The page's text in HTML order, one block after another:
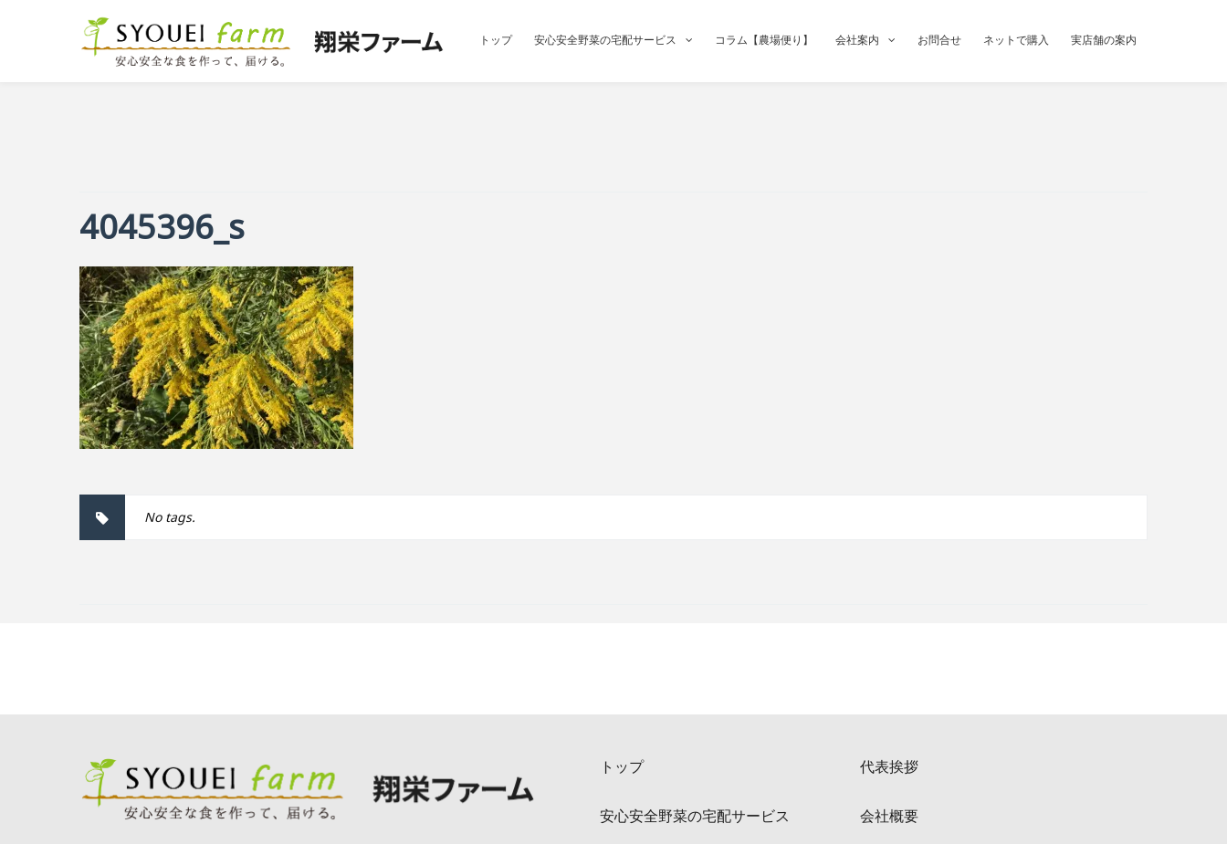
トップ 安心安全野菜の宅配サービス コラム【農場便り】 会社案内 お問合せ ネットで購入 実店舗の案内
4045396_s
No tags.
トップ 代表挨拶
安心安全野菜の宅配サービス 会社概要